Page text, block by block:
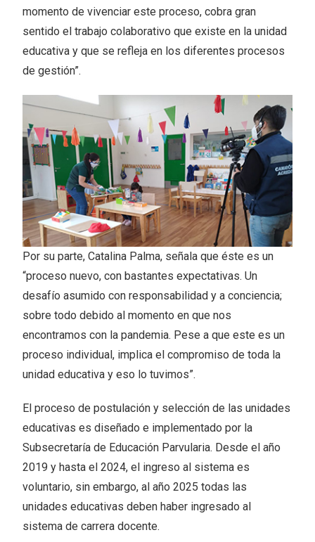
momento de vivenciar este proceso, cobra gran
sentido el trabajo colaborativo que existe en la unidad
educativa y que se refleja en los diferentes procesos
de gestión”.
Por su parte, Catalina Palma, señala que éste es un
“proceso nuevo, con bastantes expectativas. Un
desafío asumido con responsabilidad y a conciencia;
sobre todo debido al momento en que nos
encontramos con la pandemia. Pese a que este es un
proceso individual, implica el compromiso de toda la
unidad educativa y eso lo tuvimos”.
El proceso de postulación y selección de las unidades
educativas es diseñado e implementado por la
Subsecretaría de Educación Parvularia. Desde el año
2019 y hasta el 2024, el ingreso al sistema es
voluntario, sin embargo, al año 2025 todas las
unidades educativas deben haber ingresado al
sistema de carrera docente.